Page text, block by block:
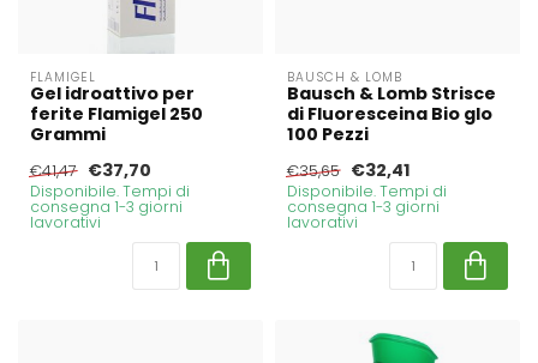
FLAMIGEL
Gel idroattivo per
ferite Flamigel 250
Grammi
€41,47 €37,70
Disponibile. Tempi di
consegna 1-3 giorni
lavorativi
BAUSCH & LOMB
Bausch & Lomb Strisce
di Fluoresceina Bio glo
100 Pezzi
€35,65 €32,41
Disponibile. Tempi di
consegna 1-3 giorni
lavorativi